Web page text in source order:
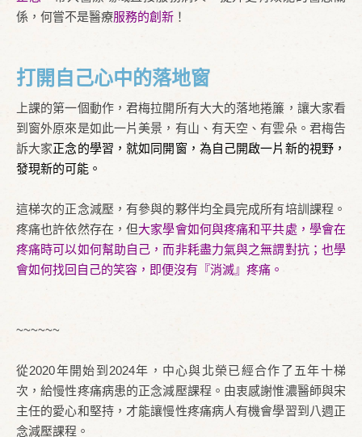
係，何嘗不是醫療服務的創新 ！
打開自己心中的落地窗
上課的第一個動作，君梅拉開所有大大的落地捲簾，讓大家看
到窗外原來是如此一片美景，有山、有天空、有雲朵。君梅告
訴大家正念的學習，就如同開窗，為自己開啟一片新的視野，
發現新的可能。
這梯次的正念減壓，有參與的夥伴均全員完成所有培訓課程。
疼痛也許依然存在，但大家學會如何與疼痛和平共處，學會在
疼痛時可以如何幫助自己，而非耗盡力氣與之無謂對抗；也學
會如何找回自己的笑容，即便沒有『消滅』疼痛。
~~~~~~
從2020年開始到2024年，中心與北榮已經合作了五年十梯
次，給慢性疼痛病患的正念減壓課程。由衷感謝惟濃醫師與宋
主任的愛心和堅持，才能讓慢性疼痛病人有機會學習到八週正
念減壓課程。